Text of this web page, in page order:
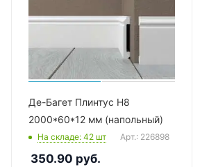
Де-Багет Плинтус Н8
2000*60*12 мм (напольный)
На складе: 42 шт Арт.: 226898
350.90 руб.